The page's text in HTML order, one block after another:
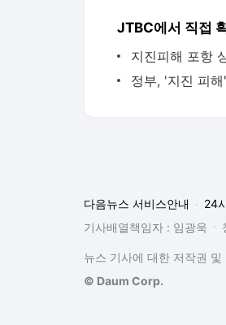
JTBC에서 직접
다음뉴스 서비스안내 24
기사배열책임자 : 임광욱
뉴스 기사에 대한 저작권
© Daum Corp.